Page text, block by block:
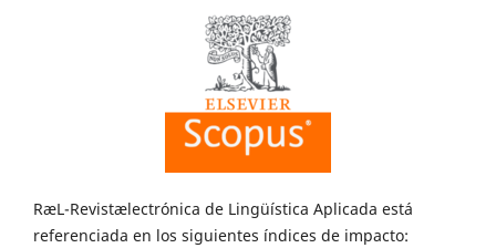
RæL-Revistælectrónica de Lingüística Aplicada está
referenciada en los siguientes índices de impacto: